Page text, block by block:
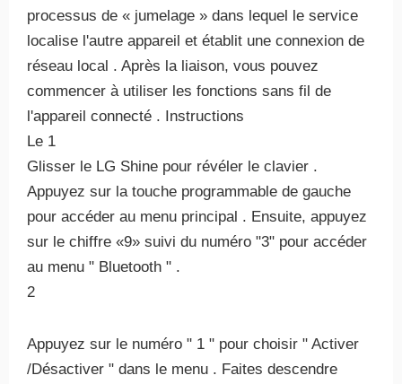
processus de « jumelage » dans lequel le service
localise l'autre appareil et établit une connexion de
réseau local . Après la liaison, vous pouvez
commencer à utiliser les fonctions sans fil de
l'appareil connecté . Instructions
Le 1
Glisser le LG Shine pour révéler le clavier .
Appuyez sur la touche programmable de gauche
pour accéder au menu principal . Ensuite, appuyez
sur le chiffre «9» suivi du numéro "3" pour accéder
au menu " Bluetooth " .
2
Appuyez sur le numéro " 1 " pour choisir " Activer
/Désactiver " dans le menu . Faites descendre